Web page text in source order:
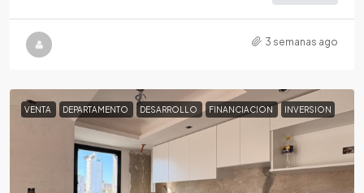
3 semanas ago
VENTA DEPARTAMENTO DESARROLLO FINANCIACION INVERSION